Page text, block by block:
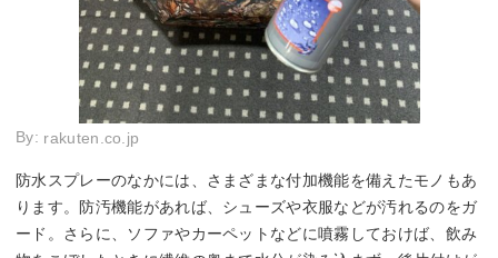
By: rakuten.co.jp
防水スプレーのなかには、さまざまな付加機能を備えたモノもあ
ります。防汚機能があれば、シューズや衣服などが汚れるのをガ
ード。さらに、ソファやカーペットなどに噴霧しておけば、飲み